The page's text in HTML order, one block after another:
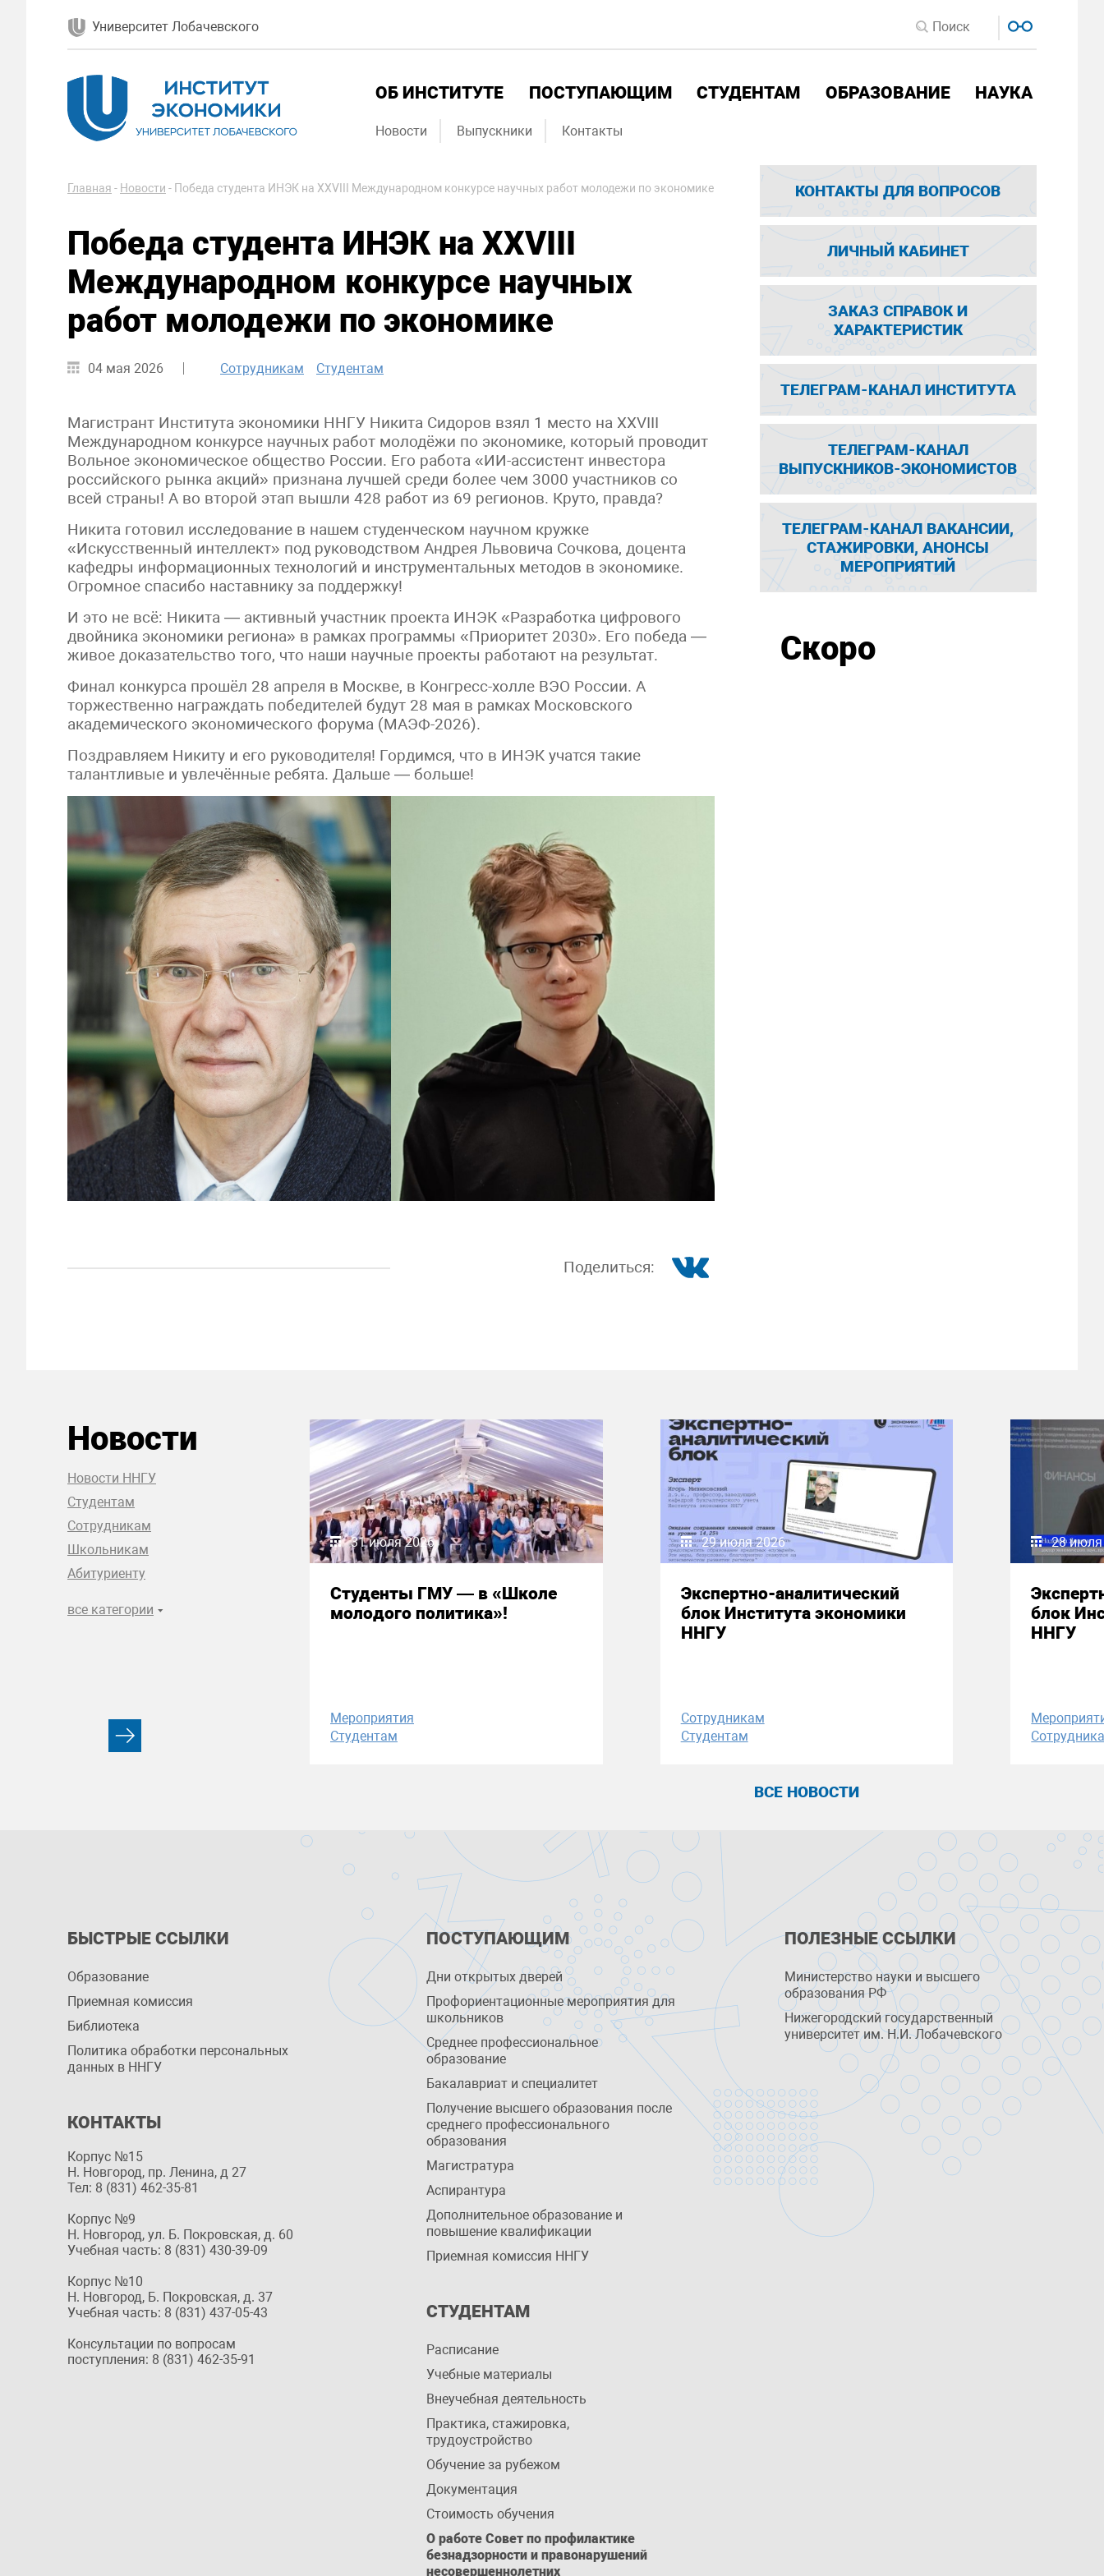
Университет Лобачевского
ОБ ИНСТИТУТЕ ПОСТУПАЮЩИМ СТУДЕНТАМ ОБРАЗОВАНИЕ НАУКА
Новости Выпускники Контакты
Главная - Новости - Победа студента ИНЭК на XXVIII Международном конкурсе научных работ молодежи по экономике
Победа студента ИНЭК на XXVIII
Международном конкурсе научных
работ молодежи по экономике
04 мая 2026 Сотрудникам Студентам
Магистрант Института экономики ННГУ Никита Сидоров взял 1 место на XXVIII
Международном конкурсе научных работ молодёжи по экономике, который проводит
Вольное экономическое общество России. Его работа «ИИ-ассистент инвестора
российского рынка акций» признана лучшей среди более чем 3000 участников со
всей страны! А во второй этап вышли 428 работ из 69 регионов. Круто, правда?
Никита готовил исследование в нашем студенческом научном кружке
«Искусственный интеллект» под руководством Андрея Львовича Сочкова, доцента
кафедры информационных технологий и инструментальных методов в экономике.
Огромное спасибо наставнику за поддержку!
И это не всё: Никита — активный участник проекта ИНЭК «Разработка цифрового
двойника экономики региона» в рамках программы «Приоритет 2030». Его победа —
живое доказательство того, что наши научные проекты работают на результат.
Финал конкурса прошёл 28 апреля в Москве, в Конгресс-холле ВЭО России. А
торжественно награждать победителей будут 28 мая в рамках Московского
академического экономического форума (МАЭФ-2026).
Поздравляем Никиту и его руководителя! Гордимся, что в ИНЭК учатся такие
талантливые и увлечённые ребята. Дальше — больше!
Поделиться:
КОНТАКТЫ ДЛЯ ВОПРОСОВ
ЛИЧНЫЙ КАБИНЕТ
ЗАКАЗ СПРАВОК И
ХАРАКТЕРИСТИК
ТЕЛЕГРАМ-КАНАЛ ИНСТИТУТА
ТЕЛЕГРАМ-КАНАЛ
ВЫПУСКНИКОВ-ЭКОНОМИСТОВ
ТЕЛЕГРАМ-КАНАЛ ВАКАНСИИ,
СТАЖИРОВКИ, АНОНСЫ
МЕРОПРИЯТИЙ
Скоро
Новости
Новости ННГУ
Студентам
Сотрудникам
Школьникам
Абитуриенту
все категории
31 июля 2026
Студенты ГМУ — в «Школе
молодого политика»!
Мероприятия
Студентам
29 июля 2026
Экспертно-аналитический
блок Института экономики
ННГУ
Сотрудникам
Студентам
28
блок
ННГУ
ВСЕ НОВОСТИ
БЫСТРЫЕ ССЫЛКИ
Образование
Приемная комиссия
Библиотека
Политика обработки персональных
данных в ННГУ
КОНТАКТЫ
Корпус №15
Н. Новгород, пр. Ленина, д 27
Тел: 8 (831) 462-35-81
Корпус №9
Н. Новгород, ул. Б. Покровская, д. 60
Учебная часть: 8 (831) 430-39-09
Корпус №10
Н. Новгород, Б. Покровская, д. 37
Учебная часть: 8 (831) 437-05-43
Консультации по вопросам
поступления: 8 (831) 462-35-91
ПОСТУПАЮЩИМ
Дни открытых дверей
Профориентационные мероприятия для
школьников
Среднее профессиональное
образование
Бакалавриат и специалитет
Получение высшего образования после
среднего профессионального
образования
Магистратура
Аспирантура
Дополнительное образование и
повышение квалификации
Приемная комиссия ННГУ
СТУДЕНТАМ
Расписание
Учебные материалы
Внеучебная деятельность
Практика, стажировка,
трудоустройство
Обучение за рубежом
Документация
Стоимость обучения
О работе Совет по профилактике
безнадзорности и правонарушений
несовершеннолетних
ПОЛЕЗНЫЕ ССЫЛКИ
Министерство науки и высшего
образования РФ
Нижегородский государственный
университет им. Н.И. Лобачевского